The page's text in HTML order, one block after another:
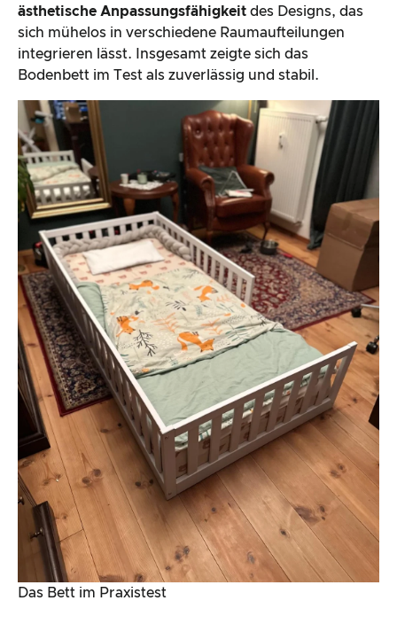
ästhetische Anpassungsfähigkeit des Designs, das
sich mühelos in verschiedene Raumaufteilungen
integrieren lässt. Insgesamt zeigte sich das
Bodenbett im Test als zuverlässig und stabil.
Das Bett im Praxistest